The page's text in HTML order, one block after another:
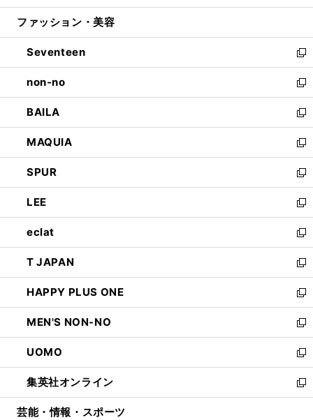
開
ウ
開
く
ン
ウ
で
開
く
ウ
ン
ド
ウ
で
開
く
ファッション・美容
Seventeen
新
し
い
ウ
ィ
ン
ド
ウ
で
開
く
non-no
新
し
い
ウ
ィ
ン
ド
ウ
で
開
く
BAILA
新
し
い
ウ
ィ
ン
ド
ウ
で
開
く
MAQUIA
新
し
い
ウ
ィ
ン
ド
ウ
で
開
く
SPUR
新
し
い
ウ
ィ
ン
ド
ウ
で
開
く
LEE
新
し
い
ウ
ィ
ン
ド
ウ
で
開
く
eclat
新
し
い
ウ
ィ
ン
ド
ウ
で
開
く
T JAPAN
新
し
い
ウ
ィ
ン
ド
ウ
で
開
HAPPY PLUS ONE
新
し
い
ウ
ィ
ン
ド
ウ
MEN'S NON-NO
新
し
い
ウ
ィ
ン
UOMO
新
し
い
ウ
集英社オンライン
新
し
芸能・情報・スポーツ